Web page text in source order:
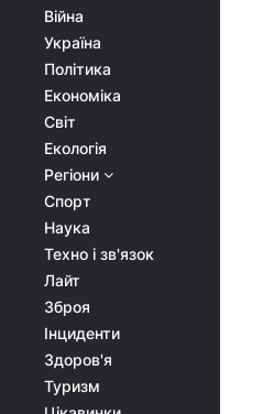
Війна
Україна
Політика
Економіка
Світ
Екологія
Регіони
Спорт
Наука
Техно і зв'язок
Лайт
Зброя
Інциденти
Здоров'я
Туризм